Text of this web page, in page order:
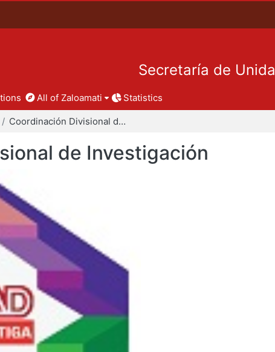
Secretaría de
All of Zaloamati Statistics
Coordinación Divisional de Investigación
de Investigación